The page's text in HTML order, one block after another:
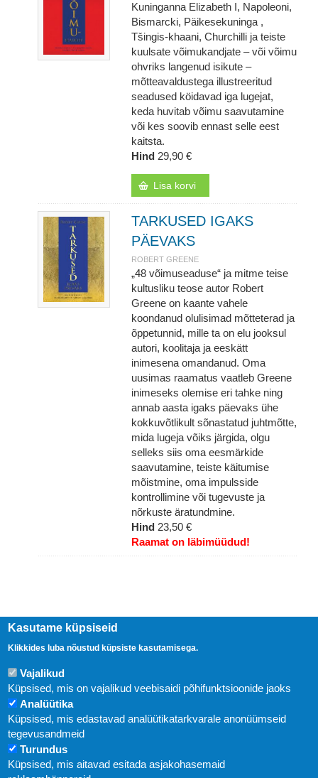
Kuninganna Elizabeth I, Napoleoni,
Bismarcki, Päikesekuninga ,
Tšingis-khaani, Churchilli ja teiste
kuulsate võimukandjate – või võimu
ohvriks langenud isikute –
mõtteavaldustega illustreeritud
seadused köidavad iga lugejat,
keda huvitab võimu saavutamine
või kes soovib ennast selle eest
kaitsta.
Hind 29,90 €
Lisa korvi
TARKUSED IGAKS
PÄEVAKS
ROBERT GREENE
„48 võimuseaduse“ ja mitme teise
kultusliku teose autor Robert
Greene on kaante vahele
koondanud olulisimad mõtteterad ja
õppetunnid, mille ta on elu jooksul
autori, koolitaja ja eeskätt
inimesena omandanud. Oma
uusimas raamatus vaatleb Greene
inimeseks olemise eri tahke ning
annab aasta igaks päevaks ühe
kokkuvõtlikult sõnastatud juhtmõtte,
mida lugeja võiks järgida, olgu
selleks siis oma eesmärkide
saavutamine, teiste käitumise
mõistmine, oma impulsside
kontrollimine või tugevuste ja
nõrkuste äratundmine.
Hind 23,50 €
Raamat on läbimüüdud!
Uudised
Kasutame küpsiseid
Klikkides luba nõustud küpsiste kasutamisega.
Vajalikud
Küpsised, mis on vajalikud veebisaidi põhifunktsioonide jaoks
Analüütika
Küpsised, mis edastavad analüütikatarkvarale anonüümseid
tegevusandmeid
Turundus
Küpsised, mis aitavad esitada asjakohasemaid